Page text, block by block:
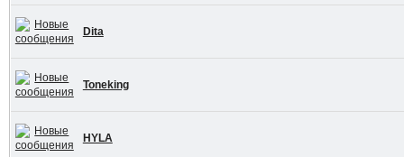
Dita
Toneking
HYLA